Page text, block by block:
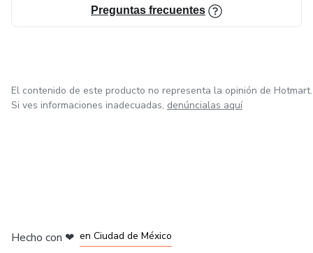
Preguntas frecuentes
El contenido de este producto no representa la opinión de Hotmart.
Si ves informaciones inadecuadas, denúncialas aquí
Hecho con ❤ en Ciudad de México